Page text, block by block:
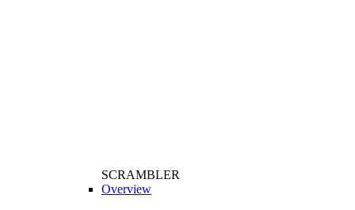
SCRAMBLER
Overview